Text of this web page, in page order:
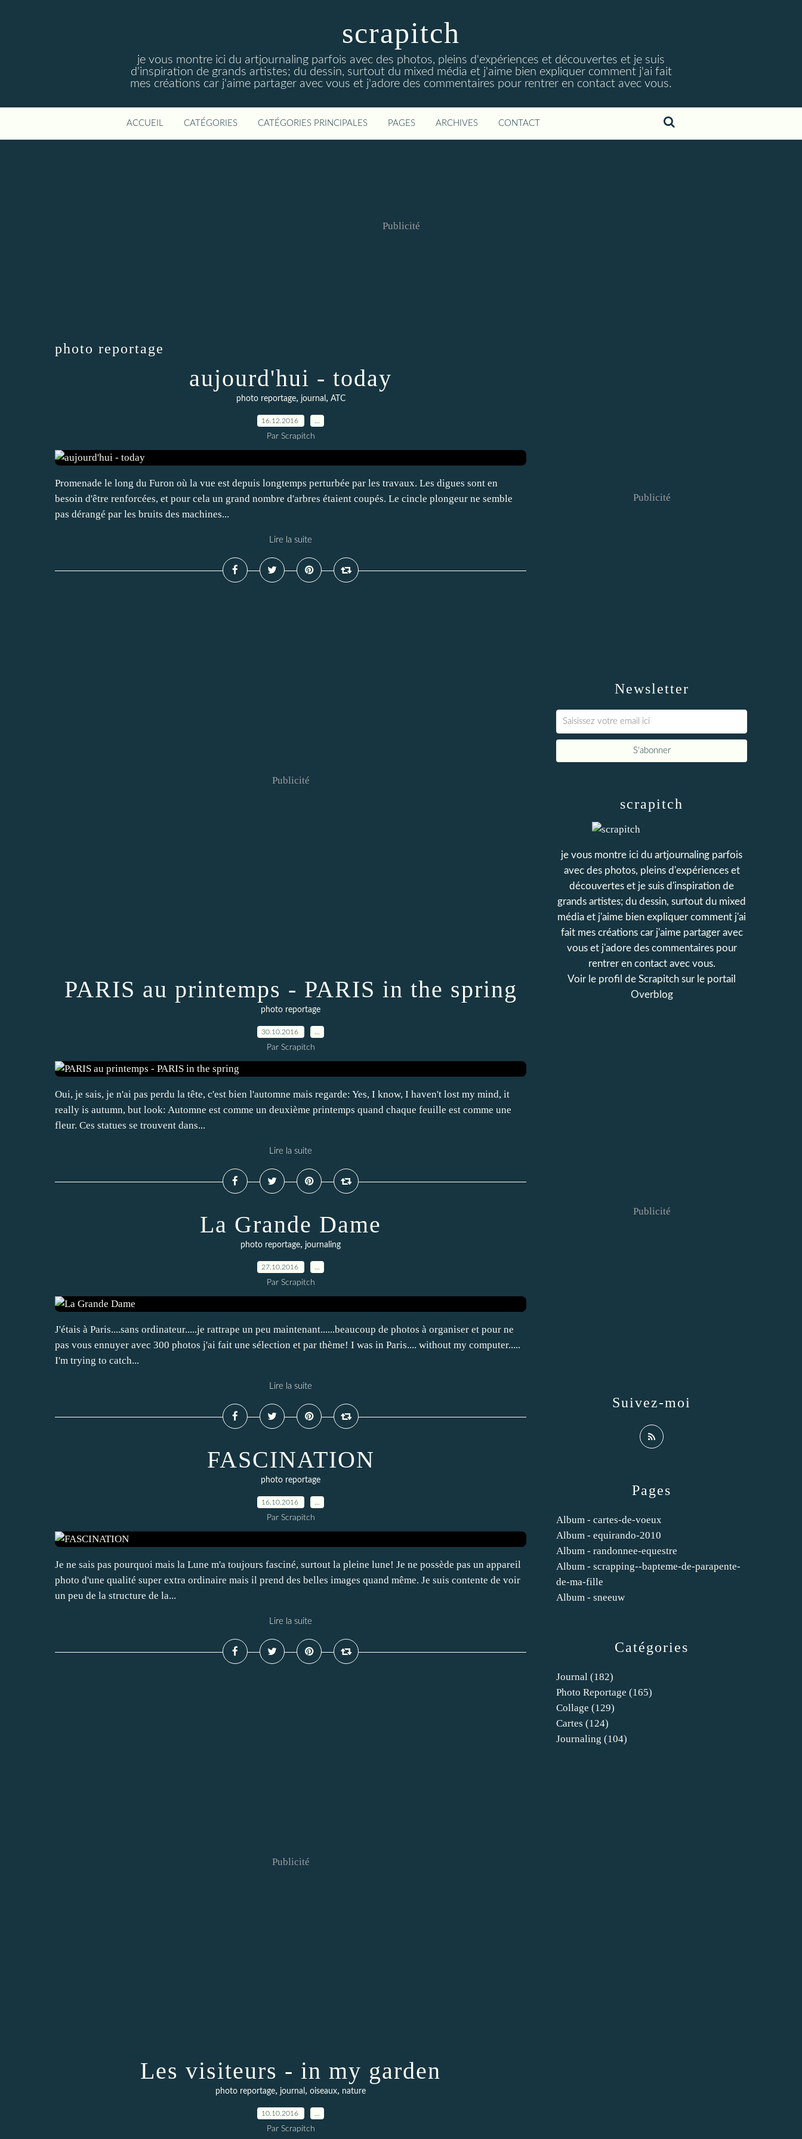
scrapitch
je vous montre ici du artjournaling parfois avec des photos, pleins d'expériences et découvertes et je suis
d'inspiration de grands artistes; du dessin, surtout du mixed média et j'aime bien expliquer comment j'ai fait
mes créations car j'aime partager avec vous et j'adore des commentaires pour rentrer en contact avec vous.
ACCUEIL CATÉGORIES CATÉGORIES PRINCIPALES PAGES ARCHIVES CONTACT
Publicité
photo reportage
aujourd'hui - today
photo reportage, journal , ATC
16.12.2016
Par Scrapitch
Promenade le long du Furon où la vue est depuis longtemps perturbée par les travaux. Les digues sont en
besoin d'être renforcées, et pour cela un grand nombre d'arbres étaient coupés. Le cincle plongeur ne semble
pas dérangé par les bruits des machines...
Lire la suite
Publicité
PARIS au printemps - PARIS in the spring
photo reportage
30.10.2016
Par Scrapitch
Oui, je sais, je n'ai pas perdu la tête, c'est bien l'automne mais regarde: Yes, I know, I haven't lost my mind, it
really is autumn, but look: Automne est comme un deuxième printemps quand chaque feuille est comme une
fleur. Ces statues se trouvent dans...
Lire la suite
La Grande Dame
photo reportage, journaling
27.10.2016
Par Scrapitch
J'étais à Paris....sans ordinateur.....je rattrape un peu maintenant......beaucoup de photos à organiser et pour ne
pas vous ennuyer avec 300 photos j'ai fait une sélection et par thème! I was in Paris.... without my computer.....
I'm trying to catch...
Lire la suite
FASCINATION
photo reportage
16.10.2016
Par Scrapitch
Je ne sais pas pourquoi mais la Lune m'a toujours fasciné, surtout la pleine lune! Je ne possède pas un appareil
photo d'une qualité super extra ordinaire mais il prend des belles images quand même. Je suis contente de voir
un peu de la structure de la...
Lire la suite
Publicité
Les visiteurs - in my garden
photo reportage, journal , oiseaux, nature
10.10.2016
Par Scrapitch
Newsletter
Publicité
Catégories
Journal (182)
Photo Reportage (165)
Collage (129)
Cartes (124)
Journaling (104)
Pages
Album - cartes-de-voeux
Album - equirando-2010
Album - randonnee-equestre
Album - scrapping--bapteme-de-parapente-
de-ma-fille
Album - sneeuw
scrapitch
je vous montre ici du artjournaling parfois
avec des photos, pleins d'expériences et
découvertes et je suis d'inspiration de
grands artistes; du dessin, surtout du mixed
média et j'aime bien expliquer comment j'ai
fait mes créations car j'aime partager avec
vous et j'adore des commentaires pour
rentrer en contact avec vous.
Voir le profil de Scrapitch sur le portail
Overblog
Suivez-moi
Publicité